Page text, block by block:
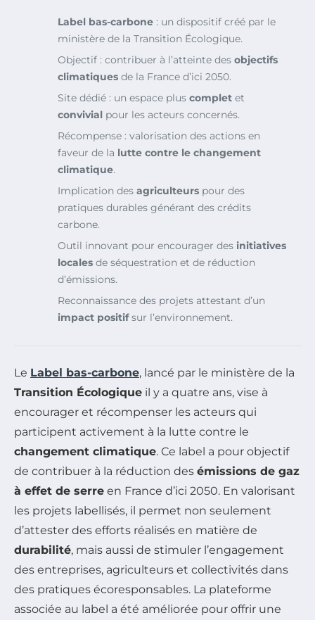
Label bas-carbone : un dispositif créé par le
ministère de la Transition Écologique.
Objectif : contribuer à l’atteinte des objectifs
climatiques de la France d’ici 2050.
Site dédié : un espace plus complet et
convivial pour les acteurs concernés.
Récompense : valorisation des actions en
faveur de la lutte contre le changement
climatique.
Implication des agriculteurs pour des
pratiques durables générant des crédits
carbone.
Outil innovant pour encourager des initiatives
locales de séquestration et de réduction
d’émissions.
Reconnaissance des projets attestant d’un
impact positifsur l’environnement.
Le Label bas-carbone, lancé par le ministère de la
Transition Écologique il y a quatre ans, vise à
encourager et récompenser les acteurs qui
participent activement à la lutte contre le
changement climatique. Ce label a pour objectif
de contribuer à la réduction des émissions de gaz
à effet de serre en France d’ici 2050. En valorisant
les projets labellisés, il permet non seulement
d’attester des efforts réalisés en matière de
durabilité, mais aussi de stimuler l’engagement
des entreprises, agriculteurs et collectivités dans
des pratiques écoresponsables. La plateforme
associée au label a été améliorée pour offrir une